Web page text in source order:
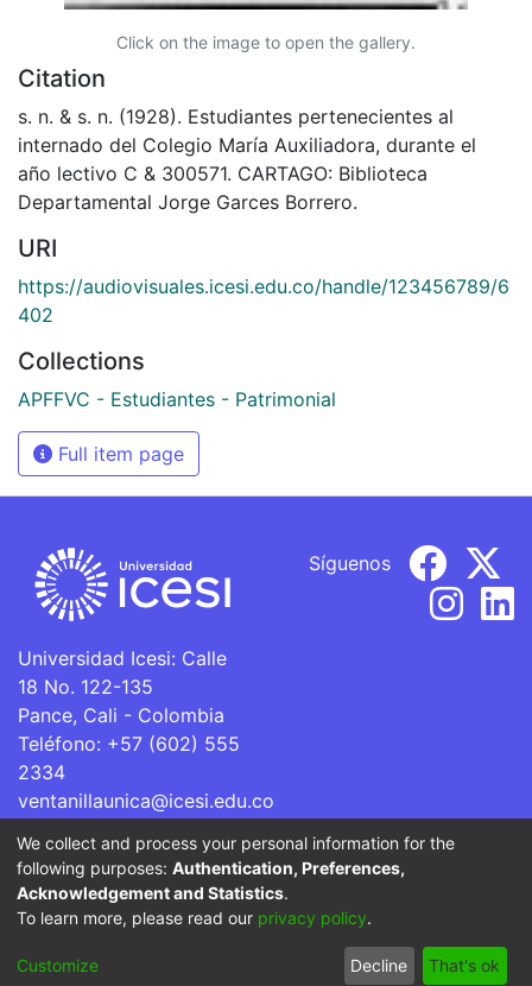
Click on the image to open the gallery.
Citation
s. n. & s. n. (1928). Estudiantes pertenecientes al
internado del Colegio María Auxiliadora, durante el
año lectivo C & 300571. CARTAGO: Biblioteca
Departamental Jorge Garces Borrero.
URI
https://audiovisuales.icesi.edu.co/handle/123456789/6
402
Collections
APFFVC - Estudiantes - Patrimonial
Full item page
Universidad Icesi: Calle
18 No. 122-135
Pance, Cali - Colombia
Teléfono: +57 (602) 555
2334
ventanillaunica@icesi.edu.co
Síguenos
La Universidad Icesi es una Institución de Educación
Superior que se encuentra sujeta a inspección y vigilancia
por parte del Ministerio de Educación Nacional.
Cookie
End User
Send
We collect and process your personal information for the
following purposes: Authentication, Preferences,
Acknowledgement and Statistics.
To learn more, please read our privacy policy.
Customize Decline That's ok